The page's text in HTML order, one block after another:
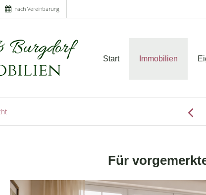
nach Vereinbarung
Start Immobilien
Für